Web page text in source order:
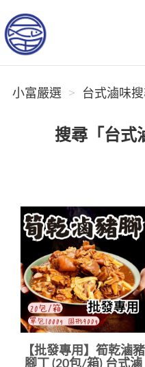
小富嚴選
小富嚴選 台式滷味
搜尋「台式
【批發專用】筍乾滷豬
腳丁 (20包/箱) 台式滷